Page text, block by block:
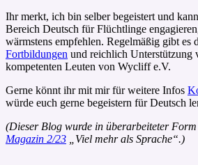
Ihr merkt, ich bin selber begeistert und
Bereich Deutsch für Flüchtlinge
wärmstens empfehlen. Regelmäßig gibt es
Fortbildungen und reichlich Unterstützung
kompetenten Leuten von Wycliff e.V.
Gerne könnt ihr mit mir für weitere Infos
würde euch gerne begeistern für Deutsch
(Dieser Blog wurde in überarbeiteter Form
Magazin 2/23 „Viel mehr als Sprache“.)